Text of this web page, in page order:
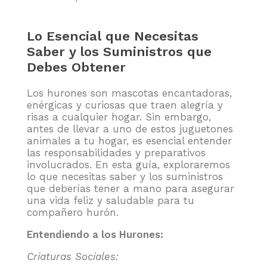
Lo Esencial que Necesitas
Saber y los Suministros que
Debes Obtener
Los hurones son mascotas encantadoras,
enérgicas y curiosas que traen alegría y
risas a cualquier hogar. Sin embargo,
antes de llevar a uno de estos juguetones
animales a tu hogar, es esencial entender
las responsabilidades y preparativos
involucrados. En esta guía, exploraremos
lo que necesitas saber y los suministros
que deberías tener a mano para asegurar
una vida feliz y saludable para tu
compañero hurón.
Entendiendo a los Hurones:
Criaturas Sociales: